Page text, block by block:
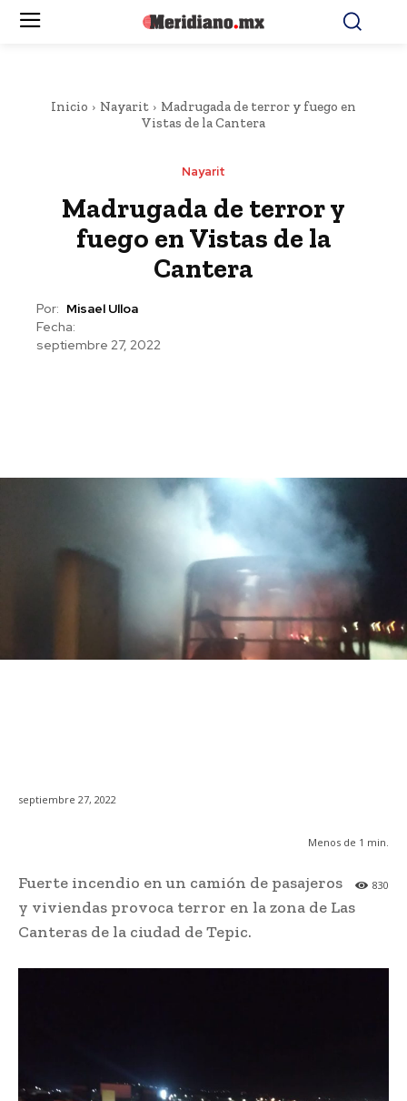
Inicio Nayarit
Madrugada de terror y fuego en
Vistas de la Cantera
Nayarit
Madrugada de terror y
fuego en Vistas de la
Cantera
Por: Misael Ulloa
Fecha:
septiembre 27, 2022
septiembre 27, 2022
Menos de 1 min.
830
Fuerte incendio en un camión de pasajeros
y viviendas provoca terror en la zona de Las
Canteras de la ciudad de Tepic.